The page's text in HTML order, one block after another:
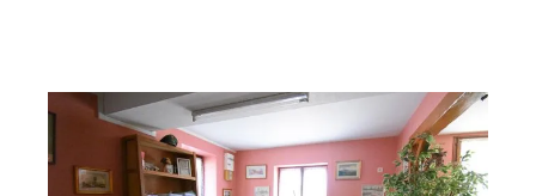
CUSSET 03
2, 5 pièces
Ref : 1910